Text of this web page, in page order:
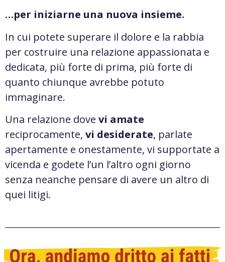
…per iniziarne una nuova insieme.
In cui potete superare il dolore e la rabbia
per costruire una relazione appassionata e
dedicata, più forte di prima, più forte di
quanto chiunque avrebbe potuto
immaginare.
Una relazione dove vi amate
reciprocamente, vi desiderate, parlate
apertamente e onestamente, vi supportate a
vicenda e godete l’un l’altro ogni giorno
senza neanche pensare di avere un altro di
quei litigi.